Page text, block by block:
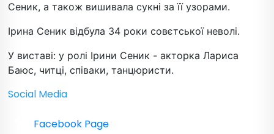
Сеник, а також вишивала сукні за її узорами.
Ірина Сеник відбула 34 роки совєтської неволі.
У виставі: у ролі Ірини Сеник - акторка Лариса
Баюс, читці, співаки, танцюристи.
Social Media
Facebook Page